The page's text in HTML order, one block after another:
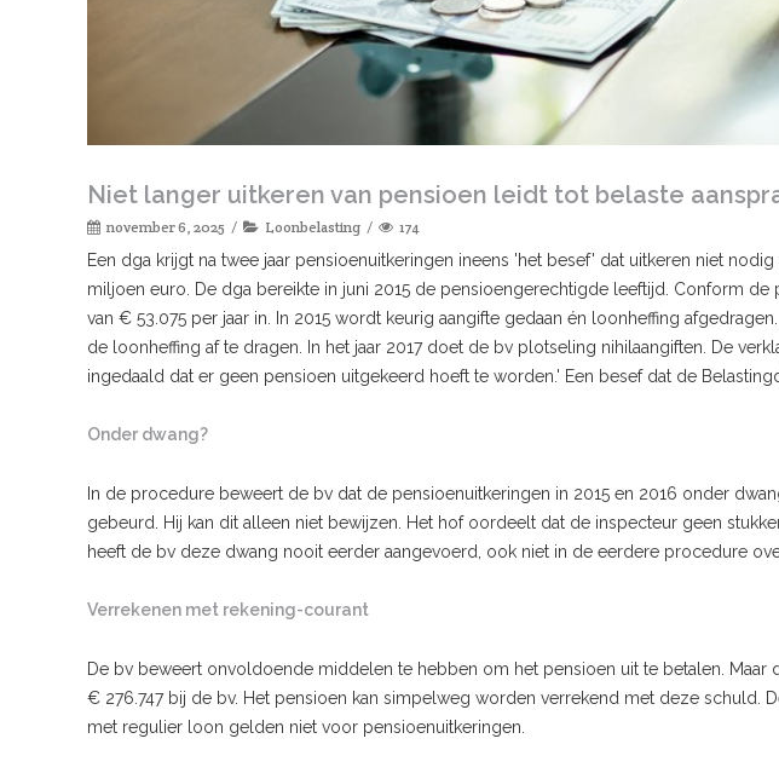
Niet langer uitkeren van pensioen leidt tot belaste
november 6, 2025 Loonbelasting 174
Een dga krijgt na twee jaar pensioenuitkeringen ineens 'het besef' dat uitkeren niet
miljoen euro. De dga bereikte in juni 2015 de pensioengerechtigde leeftijd. Conform
van € 53.075 per jaar in. In 2015 wordt keurig aangifte gedaan én loonheffing
de loonheffing af te dragen. In het jaar 2017 doet de bv plotseling nihilaangiften. De
ingedaald dat er geen pensioen uitgekeerd hoeft te worden.' Een besef dat de
Onder dwang?
In de procedure beweert de bv dat de pensioenuitkeringen in 2015 en 2016 onder
gebeurd. Hij kan dit alleen niet bewijzen. Het hof oordeelt dat de inspecteur geen
heeft de bv deze dwang nooit eerder aangevoerd, ook niet in de eerdere procedure
Verrekenen met rekening-courant
De bv beweert onvoldoende middelen te hebben om het pensioen uit te betalen. Maar
€ 276.747 bij de bv. Het pensioen kan simpelweg worden verrekend met deze schuld.
met regulier loon gelden niet voor pensioenuitkeringen.